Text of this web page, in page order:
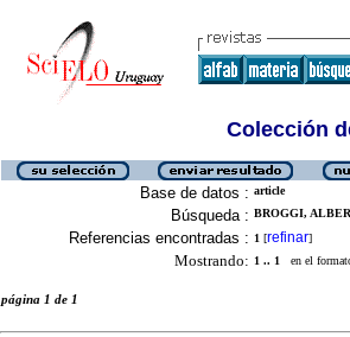
Colección
Base de datos : article
Búsqueda : BROGGI,
Referencias encontradas : 1 [refinar]
Mostrando: 1 .. 1 en el
página 1 de 1